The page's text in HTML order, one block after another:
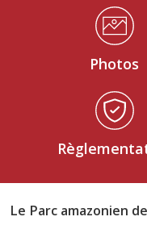
Médiathèque Footer
Photos
Le Parc amazonien